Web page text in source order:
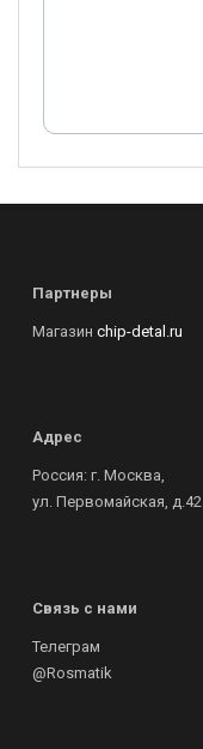
Партнеры
Магазин chip-detal.ru
Адрес
Россия: г. Москва,
ул. Первомайская, д.42
Связь с нами
Телеграм
@Rosmatik